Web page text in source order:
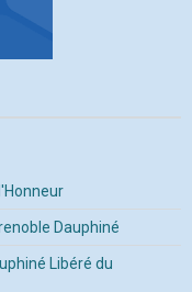
Dauphiné
Libéré du